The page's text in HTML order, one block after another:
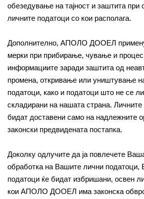
обезедување на тајност и заштита при
личните податоци со кои располага.
Дополнително, АПОЛО ДООЕЛ
мерки при прибирање, чување и
информациите заради заштита од
промена, откривање или уништување
податоци, како и податоци што не се
складирани на нашата страна.
бидат доставени само на надлежните
законски предвидената постапка.
Доколку одлучите да ја повлечете
обработка на Вашите лични податоци,
податоци ќе бидат избришани, освен
кои АПОЛО ДООЕЛ има законска